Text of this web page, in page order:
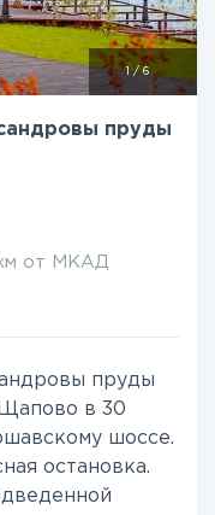
1/6
пруды
от МКАД
пруды
Щапово в 30
шоссе.
остановка.